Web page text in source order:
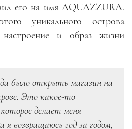
его на имя AQUAZZURA.
уникального острова
и образ жизни
было открыть магазин на
Это какое-то
делает меня
я возвращаюсь год за годом,